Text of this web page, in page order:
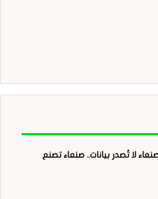
لا تُصدر بيانات.. صنعاء تصنع